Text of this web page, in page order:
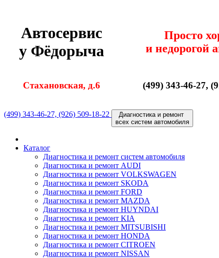
Автосервис
у Фёдорыча
Просто
и недорогой
Стахановская, д.6 (499) 343-46-27,
(499) 343-46-27, (926) 509-18-22
Диагностика и ремонт
всех cистем автомобиля
Каталог
Диагностика и ремонт cистем автомобиля
Диагностика и ремонт AUDI
Диагностика и ремонт VOLKSWAGEN
Диагностика и ремонт SKODA
Диагностика и ремонт FORD
Диагностика и ремонт MAZDA
Диагностика и ремонт HUYNDAI
Диагностика и ремонт KIA
Диагностика и ремонт MITSUBISHI
Диагностика и ремонт HONDA
Диагностика и ремонт CITROEN
Диагностика и ремонт NISSAN